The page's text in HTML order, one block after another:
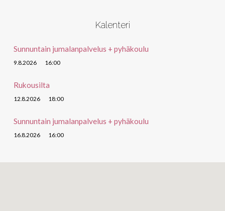
Kalenteri
Sunnuntain jumalanpalvelus + pyhäkoulu
9.8.2026 16:00
Rukousilta
12.8.2026 18:00
Sunnuntain jumalanpalvelus + pyhäkoulu
16.8.2026 16:00